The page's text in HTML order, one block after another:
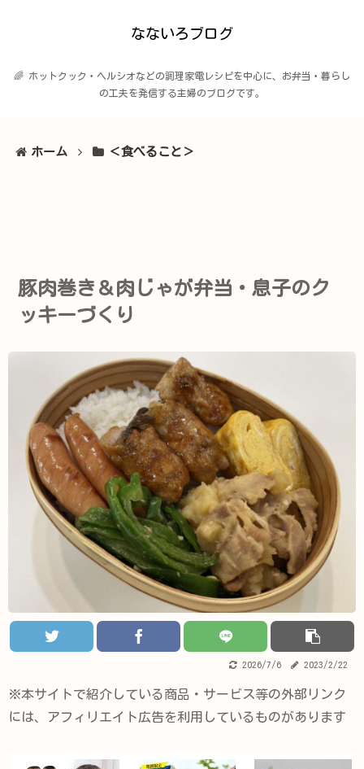
なないろブログ
🌈 ホットクック・ヘルシオなどの調理家電レシピを中心に、お弁当・暮らし
の工夫を発信する主婦のブログです。
ホーム ＜食べること＞
豚肉巻き＆肉じゃが弁当・息子のク
ッキーづくり
2026/7/6 2023/2/22
※本サイトで紹介している商品・サービス等の外部リンク
には、アフィリエイト広告を利用しているものがあります